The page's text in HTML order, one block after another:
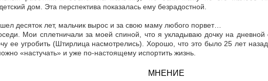
дом. Эта перспектива показалась ему безрадостной.
десяток лет, мальчик вырос и за свою маму любого порвет…
Мои сплетничали за моей спиной, что я укладываю дочку на
ее угробить (Штирлица насмотрелись). Хорошо, что это было 25 лет
«настучать» и уже по-настоящему испортить жизнь.
МНЕНИЕ